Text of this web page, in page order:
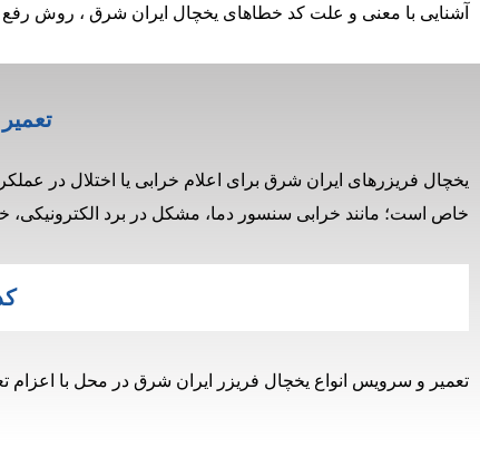
آشنایی با معنی و علت کد خطاهای یخچال ایران شرق ، روش رفع
یخچال فریزرهای ایران شرق برای اعلام خرابی یا اختلال در
خاص است؛ مانند خرابی سنسور دما، مشکل در برد الکترونیکی،
تعمیر و سرویس انواع یخچال فریزر ایران شرق در محل با